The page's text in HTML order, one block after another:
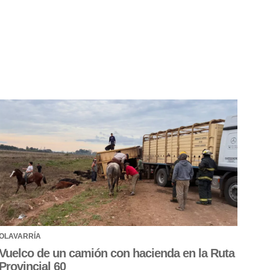
de un camión con hacienda en la Ruta
Provincial 60